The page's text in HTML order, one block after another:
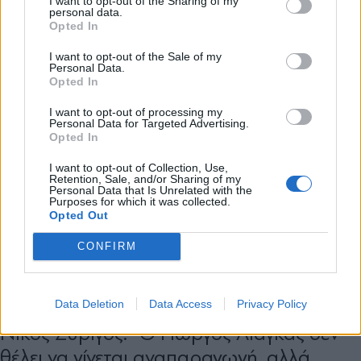
personal data.
Opted In
I want to opt-out of the Sale of my
Personal Data.
Opted In
I want to opt-out of processing my
Personal Data for Targeted Advertising.
Opted In
I want to opt-out of Collection, Use,
Retention, Sale, and/or Sharing of my
Personal Data that Is Unrelated with the
Purposes for which it was collected.
Opted Out
CONFIRM
Data Deletion Data Access Privacy Policy
PARAPOLITIKA NEWSROOM
Νίκος Συρίγος: "Ο Γιώργος Λιάγκας δεν
Αποδέχομαι τους
και την πολιτική απορρήτου
X